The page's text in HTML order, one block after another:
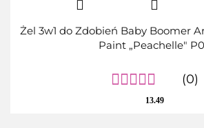
Żel 3w1 do Zdobień Baby Boomer
Paint „Peachelle"
(0)
13.49